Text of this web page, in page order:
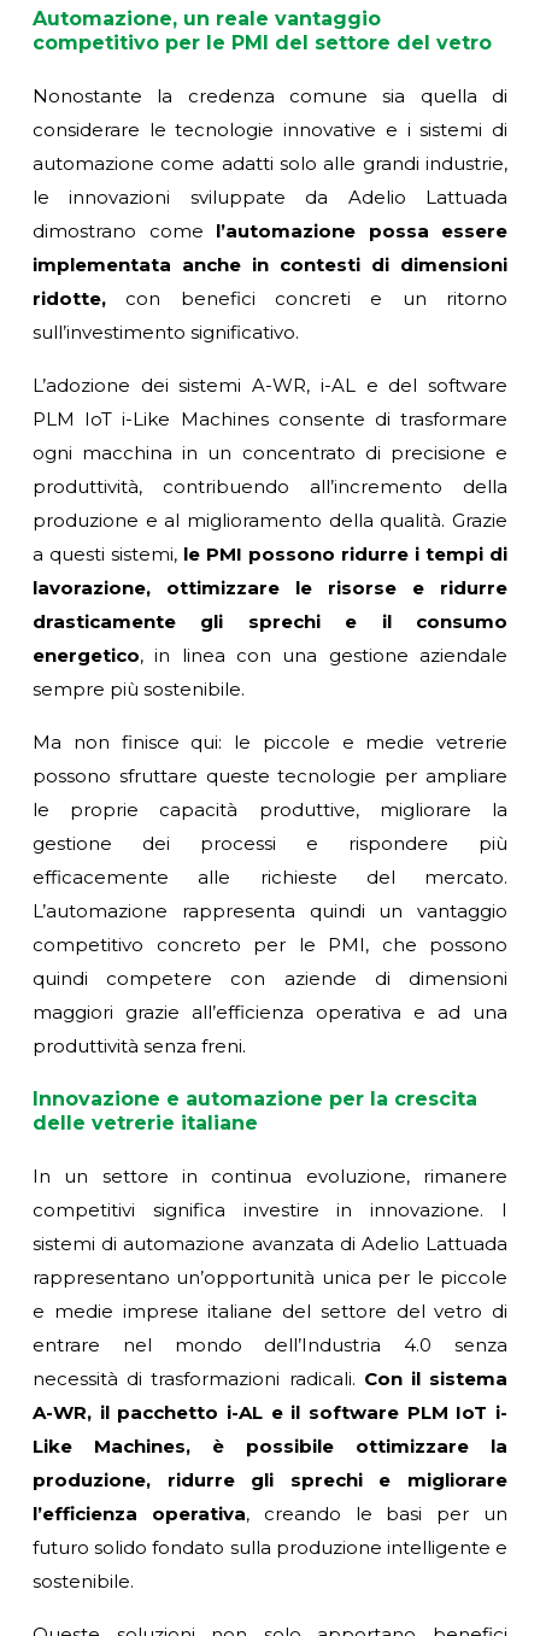
Automazione, un reale vantaggio
competitivo per le PMI del settore del vetro
Nonostante la credenza comune sia quella di
considerare le tecnologie innovative e i sistemi di
automazione come adatti solo alle grandi industrie,
le innovazioni sviluppate da Adelio Lattuada
dimostrano come l’automazione possa essere
implementata anche in contesti di dimensioni
ridotte, con benefici concreti e un ritorno
sull’investimento significativo.
L’adozione dei sistemi A-WR, i-AL e del software
PLM IoT i-Like Machines consente di trasformare
ogni macchina in un concentrato di precisione e
produttività, contribuendo all’incremento della
produzione e al miglioramento della qualità. Grazie
a questi sistemi, le PMI possono ridurre i tempi di
lavorazione, ottimizzare le risorse e ridurre
drasticamente gli sprechi e il consumo
energetico, in linea con una gestione aziendale
sempre più sostenibile.
Ma non finisce qui: le piccole e medie vetrerie
possono sfruttare queste tecnologie per ampliare
le proprie capacità produttive, migliorare la
gestione dei processi e rispondere più
efficacemente alle richieste del mercato.
L’automazione rappresenta quindi un vantaggio
competitivo concreto per le PMI, che possono
quindi competere con aziende di dimensioni
maggiori grazie all’efficienza operativa e ad una
produttività senza freni.
Innovazione e automazione per la crescita
delle vetrerie italiane
In un settore in continua evoluzione, rimanere
competitivi significa investire in innovazione. I
sistemi di automazione avanzata di Adelio Lattuada
rappresentano un’opportunità unica per le piccole
e medie imprese italiane del settore del vetro di
entrare nel mondo dell’Industria 4.0 senza
necessità di trasformazioni radicali. Con il sistema
A-WR, il pacchetto i-AL e il software PLM IoT i-
Like Machines, è possibile ottimizzare la
produzione, ridurre gli sprechi e migliorare
l’efficienza operativa, creando le basi per un
futuro solido fondato sulla produzione intelligente e
sostenibile.